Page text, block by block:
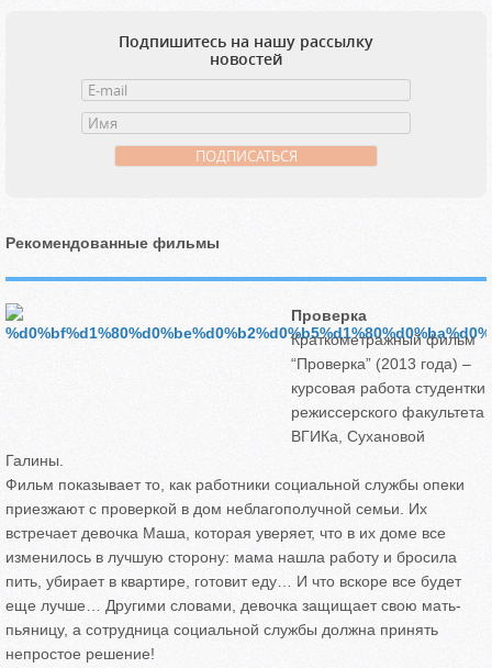
Подпишитесь на нашу рассылку
новостей
Рекомендованные фильмы
Проверка
Краткометражный фильм
“Проверка” (2013 года) –
курсовая работа студентки
режиссерского факультета
ВГИКа, Сухановой
Галины.
Фильм показывает то, как работники социальной службы опеки
приезжают с проверкой в дом неблагополучной семьи. Их
встречает девочка Маша, которая уверяет, что в их доме все
изменилось в лучшую сторону: мама нашла работу и бросила
пить, убирает в квартире, готовит еду… И что вскоре все будет
еще лучше… Другими словами, девочка защищает свою мать-
пьяницу, а сотрудница социальной службы должна принять
непростое решение!